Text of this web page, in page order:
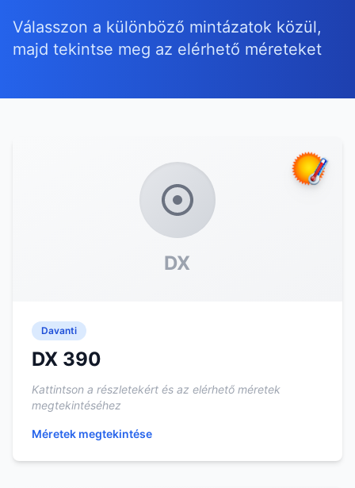
Válasszon a különböző mintázatok közül,
majd tekintse meg az elérhető méreteket
DX
Davanti
DX 390
Kattintson a részletekért és az elérhető méretek
megtekintéséhez
Méretek megtekintése